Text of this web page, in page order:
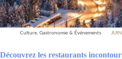
Culture, Gastronomie & Événements
Découvrez les restaurants